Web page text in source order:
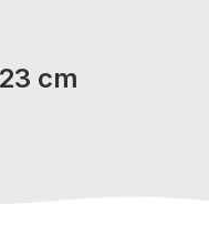
cm